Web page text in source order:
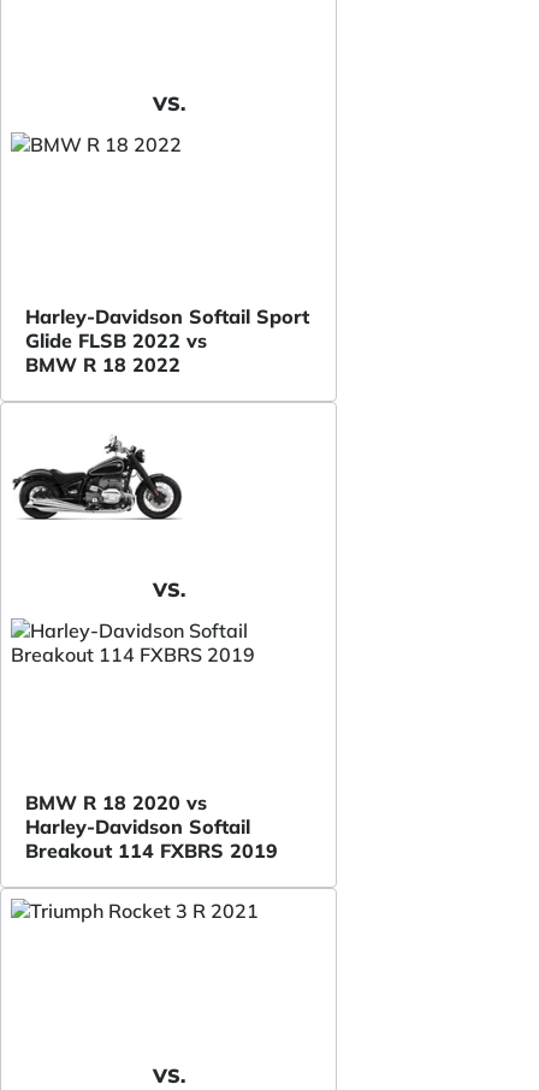
VS.
Harley-Davidson Softail Sport
Glide FLSB 2022 vs
BMW R 18 2022
VS.
BMW R 18 2020 vs
Harley-Davidson Softail
Breakout 114 FXBRS 2019
VS.